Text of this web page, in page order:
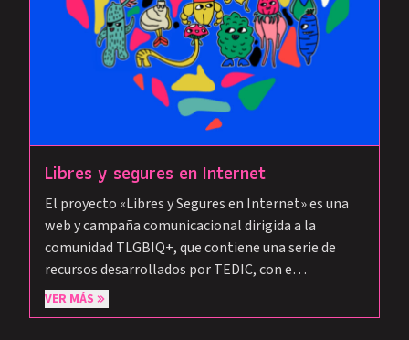
Libres y segures en Internet
El proyecto «Libres y Segures en Internet» es una
web y campaña comunicacional dirigida a la
comunidad TLGBIQ+, que contiene una serie de
recursos desarrollados por TEDIC, con e…
VER MÁS